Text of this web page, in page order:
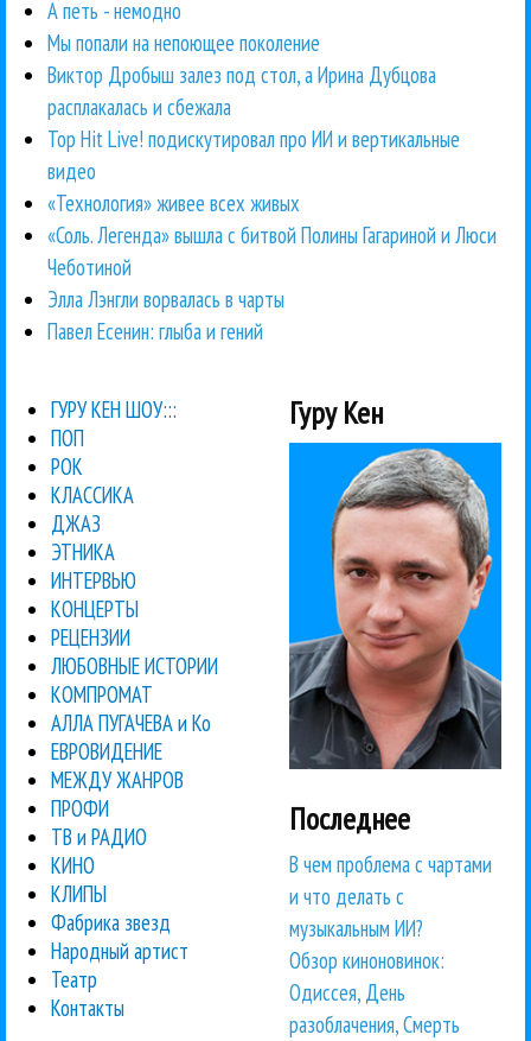
А петь - немодно
Мы попали на непоющее поколение
Виктор Дробыш залез под стол, а Ирина Дубцова
расплакалась и сбежала
Top Hit Live! подискутировал про ИИ и вертикальные
видео
«Технология» живее всех живых
«Соль. Легенда» вышла с битвой Полины Гагариной и Люси
Чеботиной
Элла Лэнгли ворвалась в чарты
Павел Есенин: глыба и гений
ГУРУ КЕН ШОУ:::
ПОП
РОК
КЛАССИКА
ДЖАЗ
ЭТНИКА
ИНТЕРВЬЮ
КОНЦЕРТЫ
РЕЦЕНЗИИ
ЛЮБОВНЫЕ ИСТОРИИ
КОМПРОМАТ
АЛЛА ПУГАЧЕВА и Ко
ЕВРОВИДЕНИЕ
МЕЖДУ ЖАНРОВ
ПРОФИ
ТВ и РАДИО
КИНО
КЛИПЫ
Фабрика звезд
Народный артист
Театр
Контакты
Гуру Кен
Последнее
В чем проблема с чартами
и что делать с
музыкальным ИИ?
Обзор киноновинок:
Одиссея, День
разоблачения, Смерть